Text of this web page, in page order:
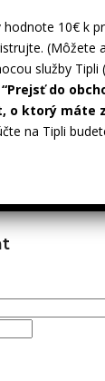
hodnote 10€ k
(Môžete
služby Tipli
do
o ktorý máte
na Tipli